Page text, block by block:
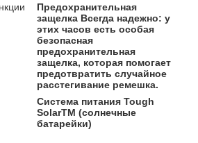
Предохранительная
защелка Всегда надежно: у
этих часов есть особая
безопасная
предохранительная
защелка, которая помогает
предотвратить случайное
расстегивание ремешка.
Система питания Tough
SolarTM (солнечные
батарейки)